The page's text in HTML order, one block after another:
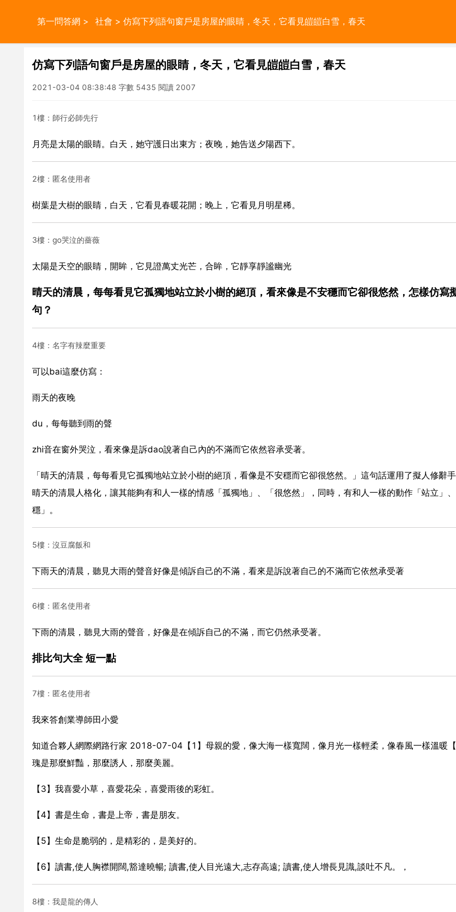
第一問答網 > 社會 > 仿寫下列語句窗戶是房屋的眼睛，冬天，它看見皚皚白雪，春天
仿寫下列語句窗戶是房屋的眼睛，冬天，它看見皚皚白雪，春天
2021-03-04 08:38:48 字數 5435 閱讀 2007
1樓：師行必師先行
月亮是太陽的眼睛。白天，她守護日出東方；夜晚，她告送夕陽西下。
2樓：匿名使用者
樹葉是大樹的眼睛，白天，它看見春暖花開；晚上，它看見月明星稀。
3樓：go哭泣的薔薇
太陽是天空的眼睛，開眸，它見證萬丈光芒，合眸，它靜享靜謐幽光
晴天的清晨，每每看見它孤獨地站立於小樹的絕頂，看來像是不安穩而它卻很悠然，怎樣仿寫
句？
4樓：名字有辣麼重要
可以bai這麼仿寫：
雨天的夜晚
du，每每聽到雨的聲
zhi音在窗外哭泣，看來像是訴dao說著自己內的不滿而它依然容承受著。
「晴天的清晨，每每看見它孤獨地站立於小樹的絕頂，看像是不安穩而它卻很悠然。」這句話運用了擬人修辭
晴天的清晨人格化，讓其能夠有和人一樣的情感「孤獨地」、「很悠然」，同時，有和人一樣的動作「站立」
穩」。
5樓：沒豆腐飯和
下雨天的清晨，聽見大雨的聲音好像是傾訴自己的不滿，看來是訴說著自己的不滿而它依然承受著
6樓：匿名使用者
下雨的清晨，聽見大雨的聲音，好像是在傾訴自己的不滿，而它仍然承受著。
排比句大全 短一點
7樓：匿名使用者
我來答創業導師田小愛
知道合夥人網際網路行家 2018-07-04【1】母親的愛，像大海一樣寬闊，像月光一樣輕柔，像春風一樣溫暖
瑰是那麼鮮豔，那麼誘人，那麼美麗。
【3】我喜愛小草，喜愛花朵，喜愛雨後的彩虹。
【4】書是生命，書是上帝，書是朋友。
【5】生命是脆弱的，是精彩的，是美好的。
【6】讀書,使人胸襟開闊,豁達曉暢; 讀書,使人目光遠大,志存高遠; 讀書,使人增長見識,談吐不凡。，
8樓：我是龍的傳人